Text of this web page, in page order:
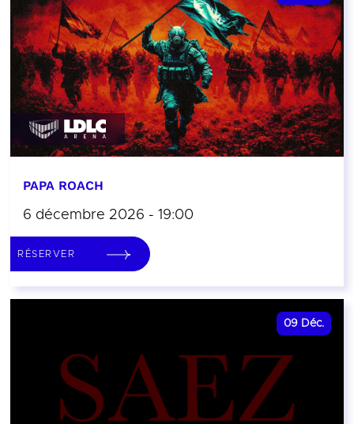
PAPA ROACH
6 décembre 2026 - 19:00
RÉSERVER
09 Déc.